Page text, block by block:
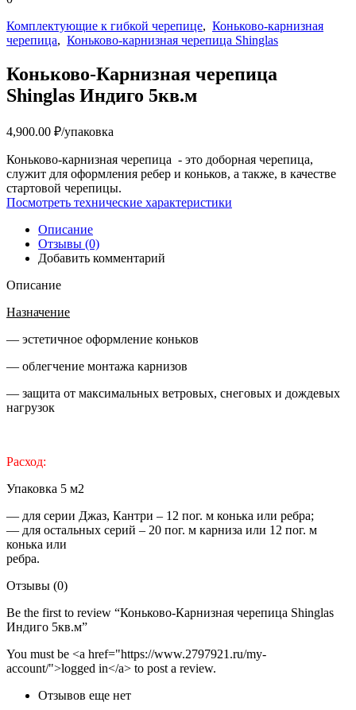
Комплектующие к гибкой черепице, Коньково-карнизная
черепица, Коньково-карнизная черепица Shinglas
Коньково-Карнизная черепица
Shinglas Индиго 5кв.м
4,900.00 ₽/упаковка
Коньково-карнизная черепица - это доборная черепица,
служит для оформления ребер и коньков, а также, в качестве
стартовой черепицы.
Посмотреть технические характеристики
Описание
Отзывы (0)
Добавить комментарий
Описание
Назначение
— эстетичное оформление коньков
— облегчение монтажа карнизов
— защита от максимальных ветровых, снеговых и дождевых
нагрузок
Расход:
Упаковка 5 м2
— для серии Джаз, Кантри – 12 пог. м конька или ребра;
— для остальных серий – 20 пог. м карниза или 12 пог. м
конька или
ребра.
Отзывы (0)
Be the first to review “Коньково-Карнизная черепица Shinglas
Индиго 5кв.м”
You must be <a href="https://www.2797921.ru/my-
account/">logged in</a> to post a review.
Отзывов еще нет